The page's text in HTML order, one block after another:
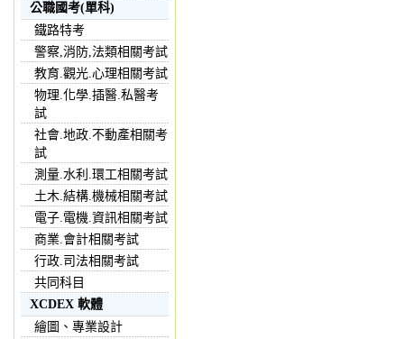
公職國考(單科)
鐵路特考
警察,消防,法類相關考試
教育.觀光.心理相關考試
物理.化學.插醫.私醫考
試
社會.地政.不動產相關考
試
測量.水利.環工相關考試
土木.結構.機械相關考試
電子.電機.資訊相關考試
商業.會計相關考試
行政.司法相關考試
共同科目
XCDEX 軟體
繪圖、專業設計